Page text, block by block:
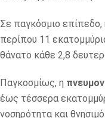
Σε παγκόσμιο επίπεδο,
περίπου 11
θάνατο κάθε 2,8
Παγκοσμίως, η
έως τέσσερα
νοσηρότητα και